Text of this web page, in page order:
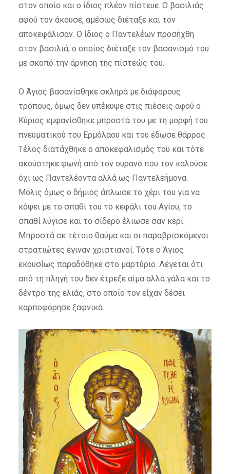
στον οποίο και ο ίδιος πλέον πίστευε. Ο βασιλιάς
αφού τον άκουσε, αμέσως διέταξε και τον
αποκεφάλισαν. Ο ίδιος ο Παντελέων προσήχθη
στον βασιλιά, ο οποίος διέταξε τον βασανισμό του
με σκοπό την άρνηση της πίστεώς του.
Ο Άγιος βασανίσθηκε σκληρά με διάφορους
τρόπους, όμως δεν υπέκυψε στις πιέσεις αφού ο
Κύριος εμφανίσθηκε μπροστά του με τη μορφή του
πνευματικού του Ερμόλαου και του έδωσε θάρρος.
Τέλος διατάχθηκε ο αποκεφαλισμός του και τότε
ακούστηκε φωνή από τον ουρανό που τον καλούσε
όχι ως Παντελέοντα αλλά ως Παντελεήμονα.
Μόλις όμως ο δήμιος άπλωσε το χέρι του για να
κόψει με το σπαθί του το κεφάλι του Αγίου, το
σπαθί λύγισε και το σίδερο έλιωσε σαν κερί.
Μπροστά σε τέτοιο θαύμα και οι παραβρισκόμενοι
στρατιώτες έγιναν χριστιανοί. Τότε ο Άγιος
εκουσίως παραδόθηκε στο μαρτύριο. Λέγεται ότι
από τη πληγή του δεν έτρεξε αίμα αλλά γάλα και το
δέντρο της ελιάς, στο οποίο τον είχαν δέσει
καρποφόρησε ξαφνικά.